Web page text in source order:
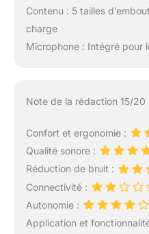
Contenu : 5 tailles
charge
Microphone : Intégré pour
Note de la rédaction 15/20
Confort et ergonomie :
Qualité sonore :
Réduction de bruit :
Connectivité :
Autonomie :
Application et